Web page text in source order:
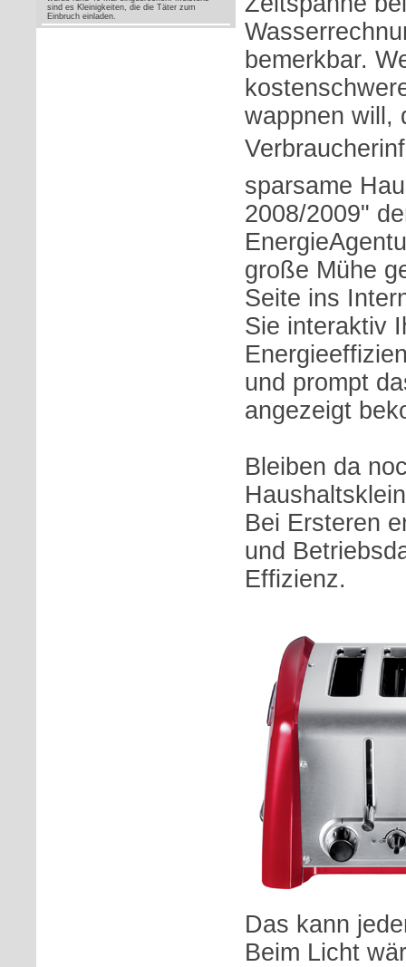
sind es Kleinigkeiten, die die Täter zum
Einbruch einladen.
bemerkbar.
wappnen will,
sparsame
2008/2009"
große Mühe
Seite ins
Sie interaktiv
und prompt
angezeigt
Bleiben da
Bei Ersteren
und
Effizienz.
Das kann
Beim Licht